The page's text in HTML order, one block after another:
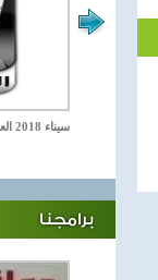
سيناء 2018 العملية الشامله
برامجنا